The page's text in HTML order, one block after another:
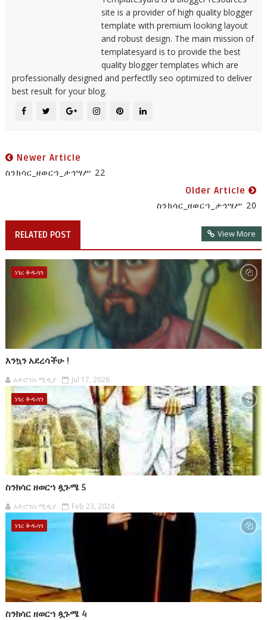
site is a provider of high quality blogger
template with premium looking layout
and robust design. The main mission of
templatesyard is to provide the best
quality blogger templates which are
professionally designed and perfectlly seo optimized to deliver
best result for your blog.
Newer Article
ስንክሳር_ዘወርኀ_ታኅሣሥ 22
Older Article
ስንክሳር_ዘወርኀ_ታኅሣሥ 20
RELATED POST View More
ነገረ ቅዱሳን
እንኳን አደረሳችሁ !
አትሮንስ ሚዲያ Jul 17, 2026
ነገረ ቅዱሳን
ስንክሳር ዘወርኀ ጷጉሜ 5
አትሮንስ ሚዲያ Feb 23, 2024
ነገረ ቅዱሳን
ስንክሳር ዘወርኀ ጷጉሜ 4